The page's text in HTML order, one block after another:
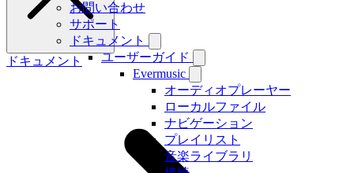
お問い合わせ
サポート
ドキュメント
ユーザーガイド
Evermusic
オーディオプレーヤー
ローカルファイル
ナビゲーション
プレイリスト
音楽ライブラリ
ドキュメント